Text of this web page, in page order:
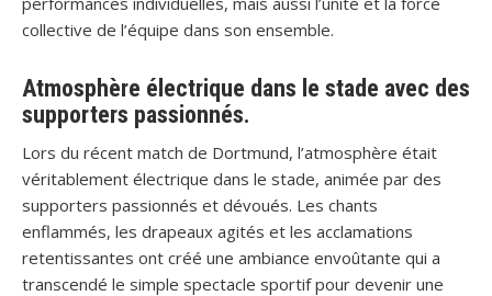
collective de l’équipe dans son ensemble.
Atmosphère électrique dans le stade avec des
supporters passionnés.
Lors du récent match de Dortmund, l’atmosphère était
véritablement électrique dans le stade, animée par des
supporters passionnés et dévoués. Les chants
enflammés, les drapeaux agités et les acclamations
retentissantes ont créé une ambiance envoûtante qui a
transcendé le simple spectacle sportif pour devenir une